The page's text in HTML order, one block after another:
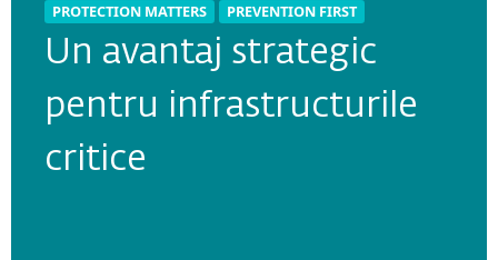
PROTECTION MATTERS PREVENTION FIRST
Un avantaj strategic
pentru infrastructurile
critice
PROTECTION MATTERS PREVENTION FIRST
Ransomware în 2026 -
ghid de securitate
pentru IMM-uri